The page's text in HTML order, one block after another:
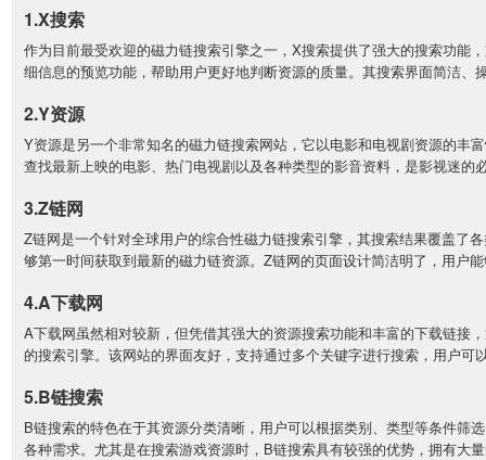
1.X搜索
作为目前最受欢迎的磁力链搜索引擎之一，X搜索提供了强大的搜索功能
细信息的预览功能，帮助用户更好地判断资源的质量。其搜索界面简洁
2.Y资源
Y资源是另一个非常知名的磁力链搜索网站，它以电影和电视剧资源的丰
查找最新上映的电影、热门电视剧以及各种类型的影音资料，是影视迷的
3.Z链网
Z链网是一个针对全球用户的综合性磁力链搜索引擎，其搜索结果覆盖了
够第一时间获取到最新的磁力链资源。Z链网的页面设计简洁明了，用户
4.A下载网
A下载网虽然相对较新，但凭借其强大的资源搜索功能和丰富的下载链接
的搜索引擎。该网站的界面友好，支持通过多个关键字进行搜索，用户可
5.B链搜索
B链搜索的特色在于其资源分类清晰，用户可以根据类别、类型等条件筛
各种需求。尤其是在搜索游戏资源时，B链搜索具有较强的优势，拥有大